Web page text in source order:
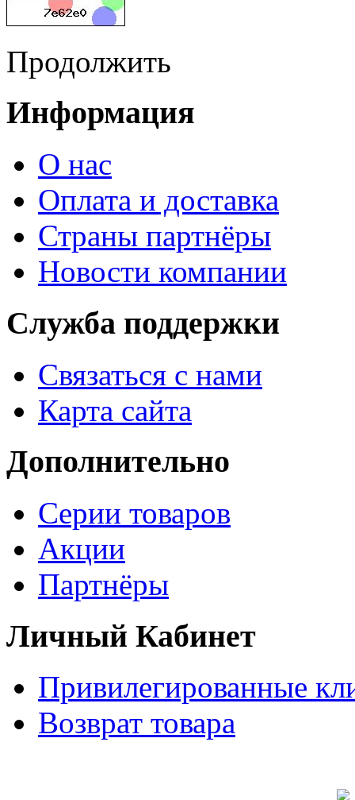
Продолжить
Информация
О нас
Оплата и доставка
Страны партнёры
Новости компании
Служба поддержки
Связаться с нами
Карта сайта
Дополнительно
Серии товаров
Акции
Партнёры
Личный Кабинет
Привилегированные
Возврат товара